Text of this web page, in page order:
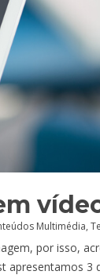
Multimédia,
por isso,
apresentamos 3